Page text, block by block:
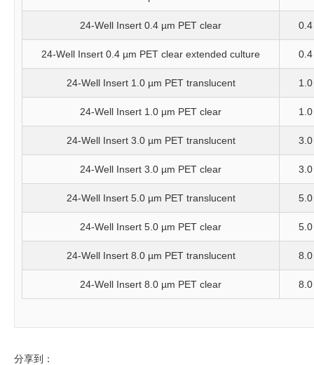
24-Well Insert 0.4 µm PET clear
24-Well Insert 0.4 µm PET clear extended culture
24-Well Insert 1.0 µm PET translucent
24-Well Insert 1.0 µm PET clear
24-Well Insert 3.0 µm PET translucent
24-Well Insert 3.0 µm PET clear
24-Well Insert 5.0 µm PET translucent
24-Well Insert 5.0 µm PET clear
24-Well Insert 8.0 µm PET translucent
24-Well Insert 8.0 µm PET clear
分享到：